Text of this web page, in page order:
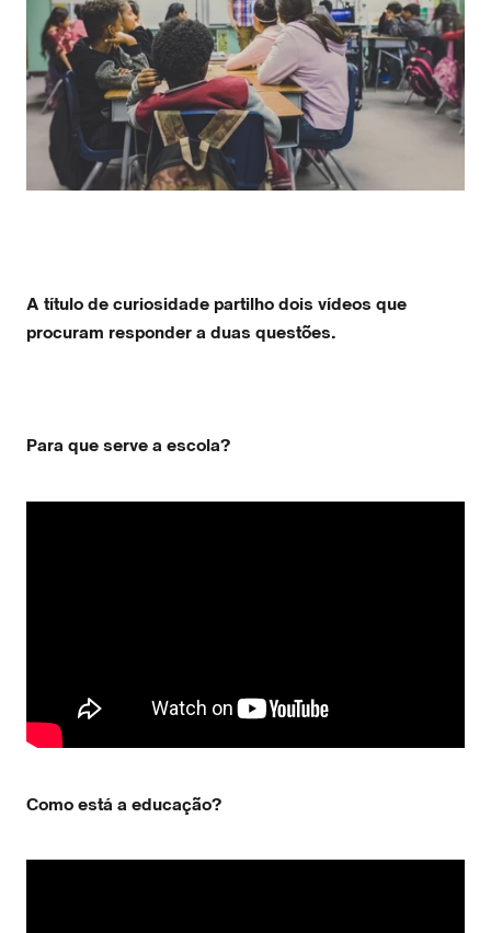
A título de curiosidade partilho dois vídeos que
procuram responder a duas questões.
Para que serve a escola?
Como está a educação?